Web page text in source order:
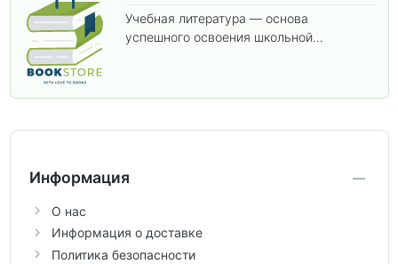
Учебная литература — основа
успешного освоения школьной
аттестации, а также расширить кругозор
Информация
О нас
Информация о доставке
Политика безопасности